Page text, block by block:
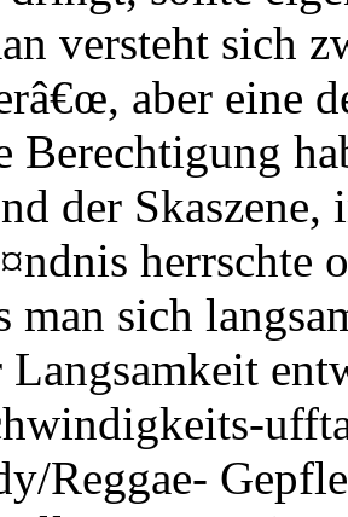
versteht sich
aber eine
Berechtigung
der Skaszene,
herrschte
man sich
Langsamkeit
Reggae-